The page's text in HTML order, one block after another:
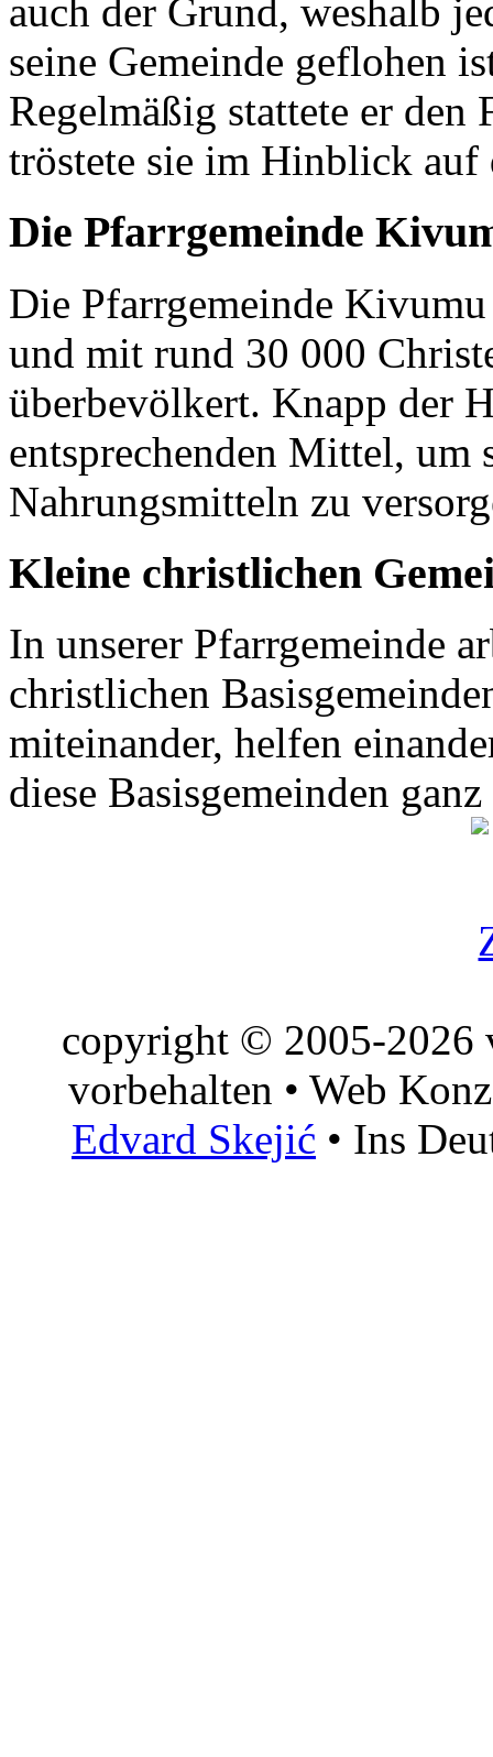
auch der Grund, weshalb
seine Gemeinde geflohen
Regelmäßig stattete er
tröstete sie im Hinblick
Die Pfarrgemeinde
Die Pfarrgemeinde
und mit rund 30 000
überbevölkert. Knapp der
entsprechenden Mittel, um
Nahrungsmitteln zu
Kleine christlichen
In unserer Pfarrgemeinde
christlichen
miteinander, helfen
diese Basisgemeinden
copyright © 2005-2026
vorbehalten • Web
Edvard Skejić • Ins